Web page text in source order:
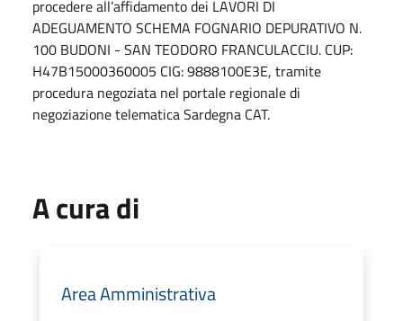
procedere all’affidamento dei LAVORI DI
ADEGUAMENTO SCHEMA FOGNARIO DEPURATIVO N.
100 BUDONI - SAN TEODORO FRANCULACCIU. CUP:
H47B15000360005 CIG: 9888100E3E, tramite
procedura negoziata nel portale regionale di
negoziazione telematica Sardegna CAT.
A cura di
Area Amministrativa